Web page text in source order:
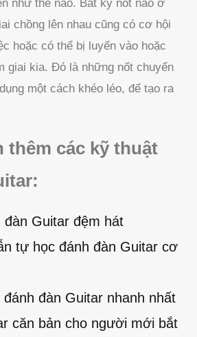
như thế nào. Bất kỳ nốt nào ở
chồng lên nhau cũng có cơ hội
hoặc có thể bị luyến vào hoặc
giai kia. Đó là những nốt chuyển
một cách khéo léo, để tạo ra
thêm các kỹ thuật
đàn Guitar đệm hát
tự học đánh đàn Guitar cơ
đánh đàn Guitar nhanh nhất
căn bản cho người mới bắt